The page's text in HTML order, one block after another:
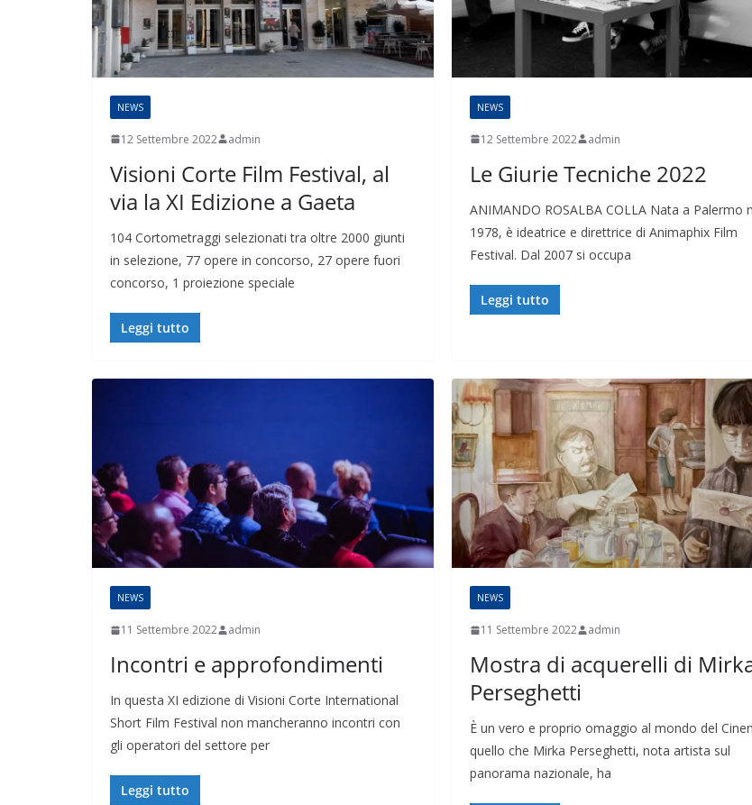
NEWS
12 Settembre 2022 admin
Visioni Corte Film Festival, al
via la XI Edizione a Gaeta
104 Cortometraggi selezionati tra oltre 2000 giunti
in selezione, 77 opere in concorso, 27 opere fuori
concorso, 1 proiezione speciale
Leggi tutto
NEWS
12 Settembre 2022 admin
Le Giurie Tecniche 2022
ANIMANDO ROSALBA COLLA Nata a Palermo
1978, è ideatrice e direttrice di Animaphix Film
Festival. Dal 2007 si occupa
Leggi tutto
NEWS
11 Settembre 2022 admin
Incontri e approfondimenti
In questa XI edizione di Visioni Corte International
Short Film Festival non mancheranno incontri con
gli operatori del settore per
Leggi tutto
NEWS
11 Settembre 2022 admin
Mostra di acquerelli di
Perseghetti
È un vero e proprio omaggio al mondo del
quello che Mirka Perseghetti, nota artista sul
panorama nazionale, ha